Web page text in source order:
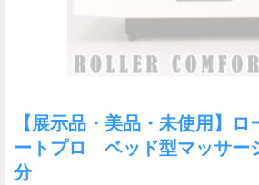
【展示品・美品・未使用】ロ
ートプロ ベッド型マッサ
分